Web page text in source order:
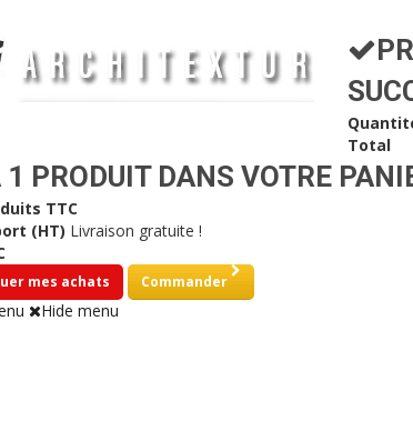
Total
1 PRODUIT DANS VOTRE
TTC
(HT) Livraison gratuite !
mes achats Commander
Hide menu